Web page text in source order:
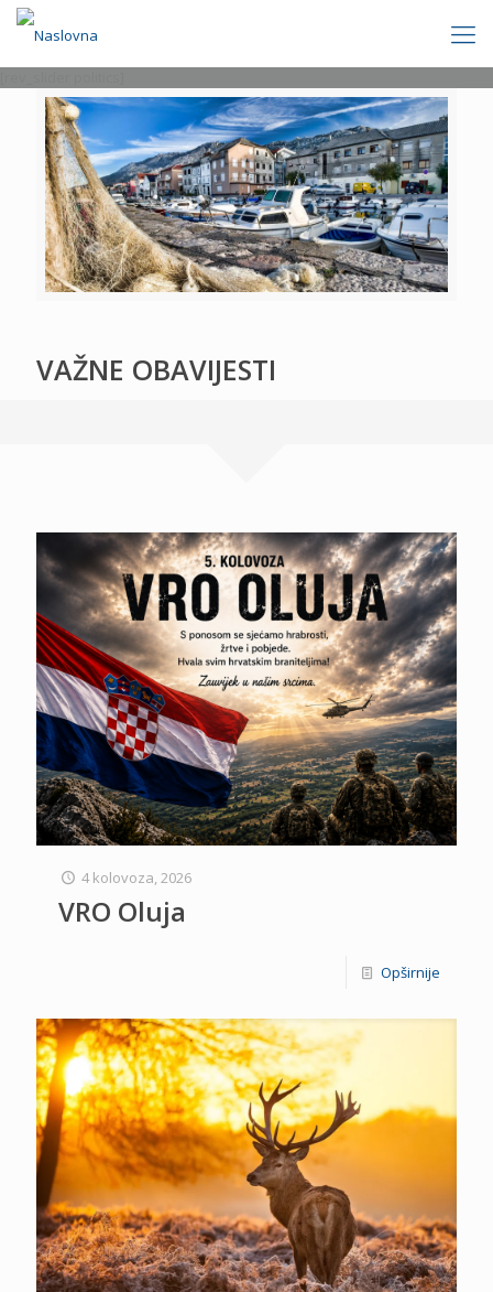
VAŽNE OBAVIJESTI
4 kolovoza, 2026
VRO Oluja
Opširnije